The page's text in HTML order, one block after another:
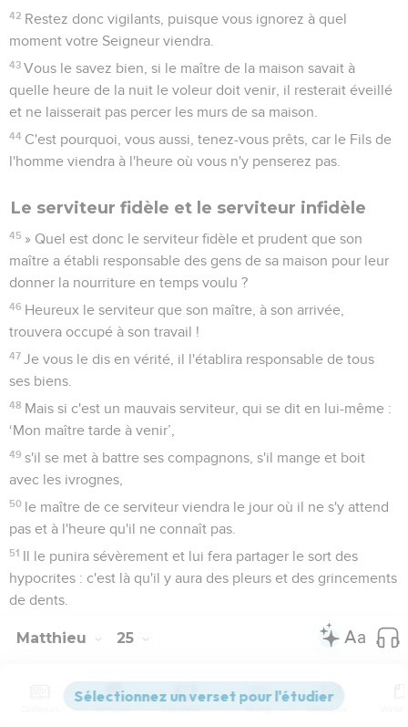
42 Restez donc vigilants, puisque vous ignorez à quel
moment votre Seigneur viendra.
43 Vous le savez bien, si le maître de la maison savait à
quelle heure de la nuit le voleur doit venir, il resterait éveillé
et ne laisserait pas percer les murs de sa maison.
44 C'est pourquoi, vous aussi, tenez-vous prêts, car le Fils de
l'homme viendra à l'heure où vous n'y penserez pas.
Le serviteur fidèle et le serviteur infidèle
45 » Quel est donc le serviteur fidèle et prudent que son
maître a établi responsable des gens de sa maison pour leur
donner la nourriture en temps voulu ?
46 Heureux le serviteur que son maître, à son arrivée,
trouvera occupé à son travail !
47 Je vous le dis en vérité, il l'établira responsable de tous
ses biens.
48 Mais si c'est un mauvais serviteur, qui se dit en lui-même :
‘Mon maître tarde à venir’,
49 s'il se met à battre ses compagnons, s'il mange et boit
avec les ivrognes,
50 le maître de ce serviteur viendra le jour où il ne s'y attend
pas et à l'heure qu'il ne connaît pas.
51 Il le punira sévèrement et lui fera partager le sort des
hypocrites : c'est là qu'il y aura des pleurs et des grincements
de dents.
Matthieu 25
Les vidéos ne sont pas disponibles aux USA et C anada.
Versions Commentaires Strong